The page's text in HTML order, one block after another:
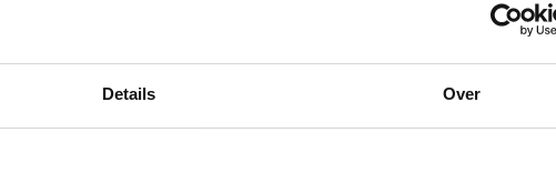
Details Over
SAAR KONINGSBERGER MET